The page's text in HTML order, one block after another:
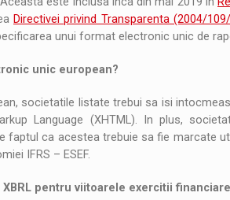
Directivei privind Transparenta (2004/109/
unui format electronic unic de
unic european?
societatile listate trebui sa isi
Language (XHTML). In plus,
faptul ca acestea trebuie sa fie marcate
IFRS – ESEF.
pentru viitoarele exercitii